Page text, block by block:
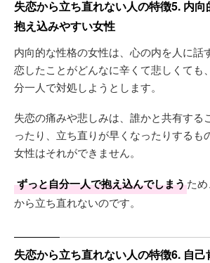
失恋から立ち直れない人の特徴5. 内
抱え込みやすい女性
内向的な性格の女性は、心の内を人に話
恋したことがどんなに辛くて悲しくても
分一人で対処しようとします。
失恋の痛みや悲しみは、誰かと共有する
ったり、立ち直りが早くなったりするも
女性はそれができません。
ずっと自分一人で抱え込んでしまうた
から立ち直れないのです。
失恋から立ち直れない人の特徴6. 自